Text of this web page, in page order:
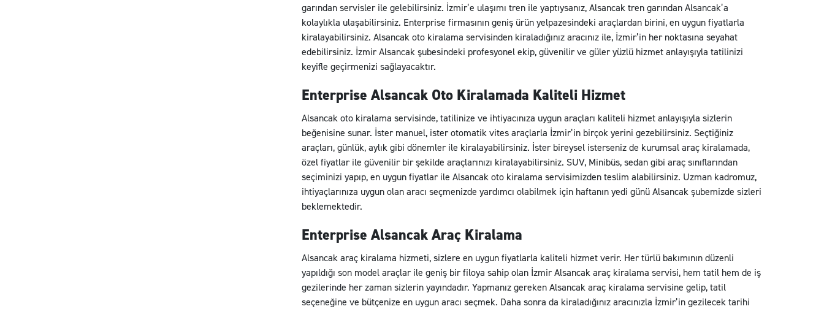
garından servisler ile gelebilirsiniz. İzmir’e ulaşımı tren ile yaptıysanız, Alsancak tren garından Alsancak’a
kolaylıkla ulaşabilirsiniz. Enterprise firmasının geniş ürün yelpazesindeki araçlardan birini, en uygun fiyatlarla
kiralayabilirsiniz. Alsancak oto kiralama servisinden kiraladığınız aracınız ile, İzmir’in her noktasına seyahat
edebilirsiniz. İzmir Alsancak şubesindeki profesyonel ekip, güvenilir ve güler yüzlü hizmet anlayışıyla tatilinizi
keyifle geçirmenizi sağlayacaktır.
Enterprise Alsancak Oto Kiralamada Kaliteli Hizmet
Alsancak oto kiralama servisinde, tatilinize ve ihtiyacınıza uygun araçları kaliteli hizmet anlayışıyla sizlerin
beğenisine sunar. İster manuel, ister otomatik vites araçlarla İzmir’in birçok yerini gezebilirsiniz. Seçtiğiniz
araçları, günlük, aylık gibi dönemler ile kiralayabilirsiniz. İster bireysel isterseniz de kurumsal araç kiralamada,
özel fiyatlar ile güvenilir bir şekilde araçlarınızı kiralayabilirsiniz. SUV, Minibüs, sedan gibi araç sınıflarından
seçiminizi yapıp, en uygun fiyatlar ile Alsancak oto kiralama servisimizden teslim alabilirsiniz. Uzman kadromuz,
ihtiyaçlarınıza uygun olan aracı seçmenizde yardımcı olabilmek için haftanın yedi günü Alsancak şubemizde sizleri
beklemektedir.
Enterprise Alsancak Araç Kiralama
Alsancak araç kiralama hizmeti, sizlere en uygun fiyatlarla kaliteli hizmet verir. Her türlü bakımının düzenli
yapıldığı son model araçlar ile geniş bir filoya sahip olan İzmir Alsancak araç kiralama servisi, hem tatil hem de iş
gezilerinde her zaman sizlerin yayındadır. Yapmanız gereken Alsancak araç kiralama servisine gelip, tatil
seçeneğine ve bütçenize en uygun aracı seçmek. Daha sonra da kiraladığınız aracınızla İzmir’in gezilecek tarihi